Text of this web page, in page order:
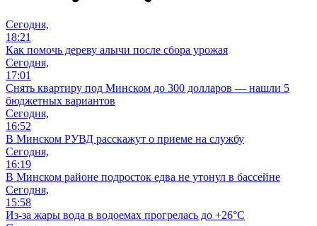
Сегодня,
18:21
Как помочь дереву алычи после сбора урожая
Сегодня,
17:01
Снять квартиру под Минском до 300 долларов — нашли 5
бюджетных вариантов
Сегодня,
16:52
В Минском РУВД расскажут о приеме на службу
Сегодня,
16:19
В Минском районе подросток едва не утонул в бассейне
Сегодня,
15:58
Из-за жары вода в водоемах прогрелась до +26°C